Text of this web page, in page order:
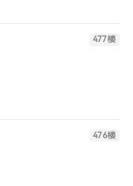
477楼
476楼